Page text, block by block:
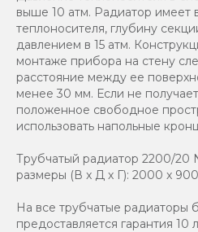
выше 10 атм. Радиатор имеет
теплоносителя, глубину
давлением в 15 атм.
монтаже прибора на стену
расстояние между ее
менее 30 мм. Если не
положенное свободное
использовать напольные
Трубчатый радиатор 2200/20
размеры (В x Д x Г): 2000 x
На все трубчатые радиаторы
предоставляется гарантия 10